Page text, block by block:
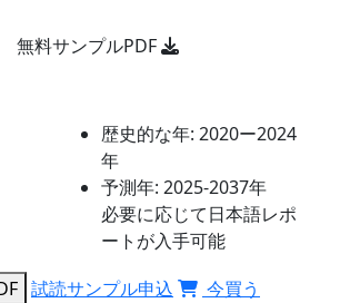
無料サンプルPDF
歴史的な年: 2020ー2024
年
予測年: 2025-2037年
必要に応じて日本語レポ
ートが入手可能
試読サンプル申込 今買う